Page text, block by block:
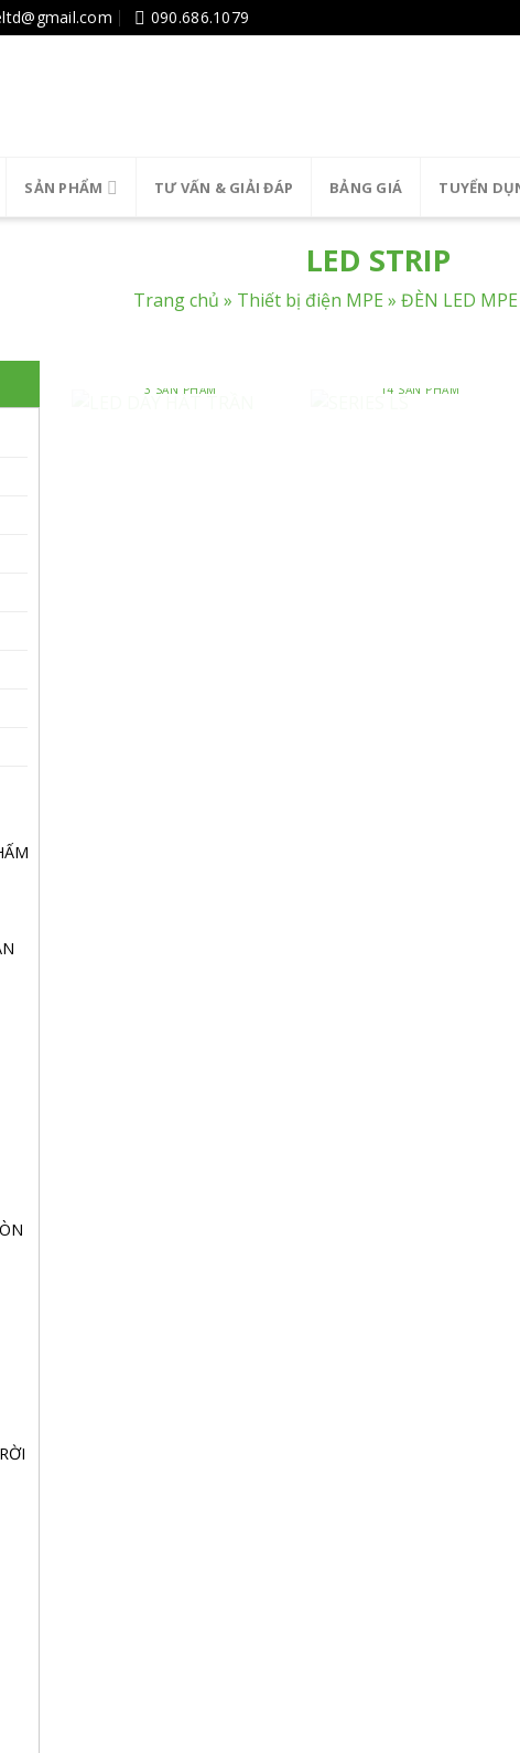
090.686.1079
SẢN PHẨM TƯ VẤN & GIẢI ĐÁP BẢNG GIÁ TUYỂN
LED STRIP
Trang chủ » Thiết bị điện MPE » ĐÈN LED MPE
3 SẢN PHẨM 14 SẢN PHẨM